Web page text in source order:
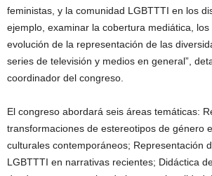
feministas, y la comunidad LGBTTTI en los
ejemplo, examinar la cobertura mediática, los
evolución de la representación de las
series de televisión y medios en general”,
coordinador del congreso.
El congreso abordará seis áreas temáticas:
transformaciones de estereotipos de género
culturales contemporáneos; Representación
LGBTTTI en narrativas recientes; Didáctica